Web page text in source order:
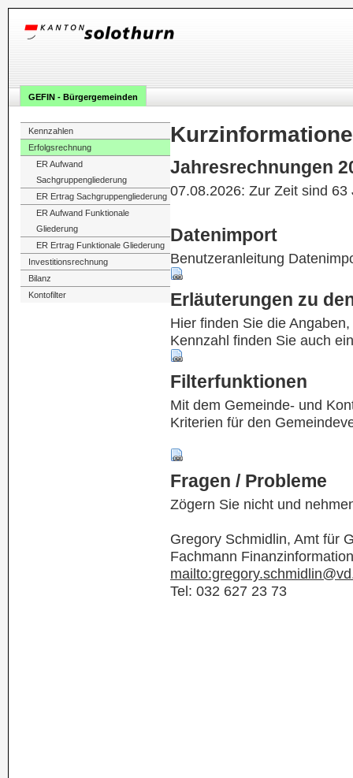
GEFIN - Bürgergemeinden
Kennzahlen
Erfolgsrechnung
ER Aufwand
Sachgruppengliederung
ER Ertrag Sachgruppengliederung
ER Aufwand Funktionale
Gliederung
ER Ertrag Funktionale Gliederung
Investitionsrechnung
Bilanz
Kontofilter
Jahresrechnungen
07.08.2026: Zur Zeit sind
Datenimport
Benutzeranleitung
Erläuterungen zu
Hier finden Sie die
Kennzahl finden Sie auch
Filterfunktionen
Mit dem Gemeinde- und
Kriterien für den
Fragen / Probleme
Zögern Sie nicht und
Gregory Schmidlin, Amt für
Fachmann
Tel: 032 627 23 73